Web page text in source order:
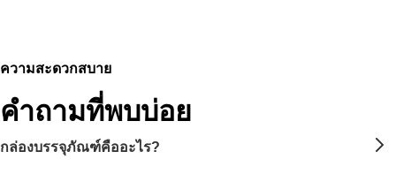
ความสะดวกสบาย
คำถามที่พบบ่อย
กล่องบรรจุภัณฑ์คืออะไร?